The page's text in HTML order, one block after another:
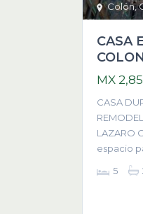
Colón,
CASA
MX
CASA
LAZARO
espacio
5